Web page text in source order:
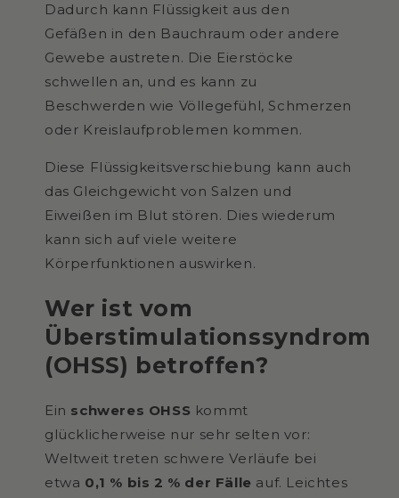
Dadurch kann Flüssigkeit aus den
Gefäßen in den Bauchraum oder andere
Gewebe austreten. Die Eierstöcke
schwellen an, und es kann zu
Beschwerden wie Völlegefühl, Schmerzen
oder Kreislaufproblemen kommen.
Diese Flüssigkeitsverschiebung kann auch
das Gleichgewicht von Salzen und
Eiweißen im Blut stören. Dies wiederum
kann sich auf viele weitere
Körperfunktionen auswirken.
Wer ist vom
Überstimulationssyndrom
(OHSS) betroffen?
Ein schweres OHSS kommt
glücklicherweise nur sehr selten vor:
Weltweit treten schwere Verläufe bei
etwa 0,1 % bis 2 % der Fälle auf. Leichtes